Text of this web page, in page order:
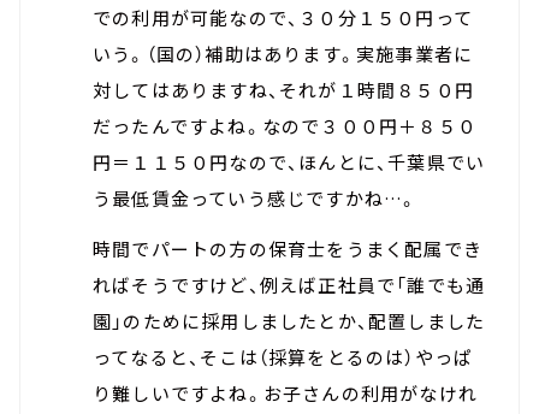
での利用が可能なので、３０分１５０円って
いう。（国の）補助はあります。実施事業者に
対してはありますね、それが１時間８５０円
だったんですよね。なので３００円＋８５０
円＝１１５０円なので、ほんとに、千葉県でい
う最低賃金っていう感じですかね…。
時間でパートの方の保育士をうまく配属でき
ればそうですけど、例えば正社員で「誰でも通
園」のために採用しましたとか、配置しました
ってなると、そこは（採算をとるのは）やっぱ
り難しいですよね。お子さんの利用がなけれ